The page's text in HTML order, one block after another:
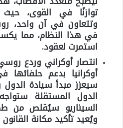
توازنًا في القوى،
وتتعاون في آن واحد،
في هذا النظام، مما
استمرت لعقود.
انتصار أوكراني وردع
أوكرانيا بدعم
سيعزز مبدأ سيادة الدول
الدول المستقلة
السيناريو سيُقلص من
ويُعيد تأكيد مكانة